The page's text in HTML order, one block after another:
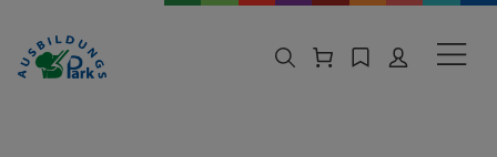
Zur Navigation springen
Zu den Hauptinhalten springen